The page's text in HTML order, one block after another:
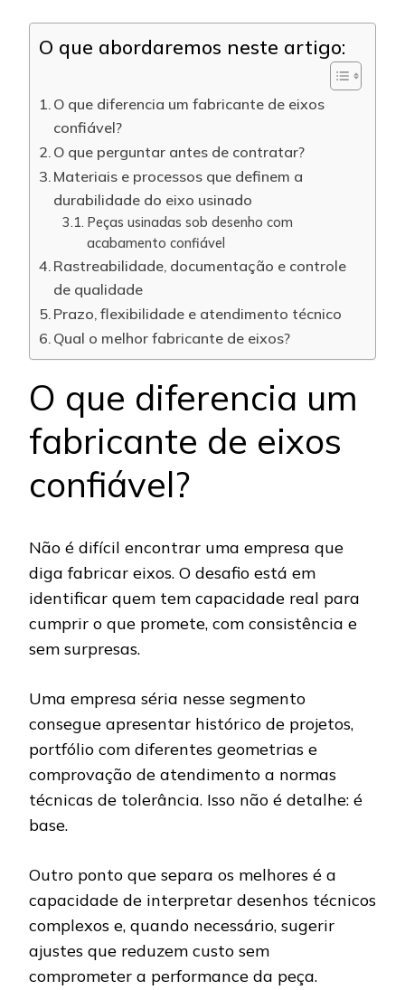
O que abordaremos neste artigo:
O que diferencia um fabricante de eixos
confiável?
O que perguntar antes de contratar?
Materiais e processos que definem a
durabilidade do eixo usinado
Peças usinadas sob desenho com
acabamento confiável
Rastreabilidade, documentação e controle
de qualidade
Prazo, flexibilidade e atendimento técnico
Qual o melhor fabricante de eixos?
O que diferencia um
fabricante de eixos
confiável?
Não é difícil encontrar uma empresa que
diga fabricar eixos. O desafio está em
identificar quem tem capacidade real para
cumprir o que promete, com consistência e
sem surpresas.
Uma empresa séria nesse segmento
consegue apresentar histórico de projetos,
portfólio com diferentes geometrias e
comprovação de atendimento a normas
técnicas de tolerância. Isso não é detalhe: é
base.
Outro ponto que separa os melhores é a
capacidade de interpretar desenhos técnicos
complexos e, quando necessário, sugerir
ajustes que reduzem custo sem
comprometer a performance da peça.